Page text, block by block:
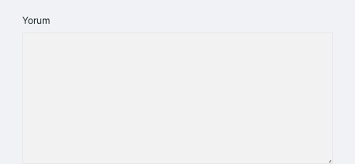
Yorum